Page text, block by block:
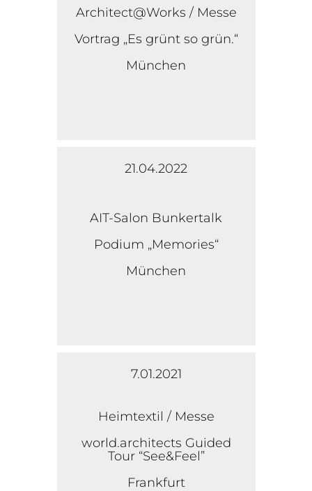
Architect@Works / Messe
Vortrag „Es grünt so grün.“
München
21.04.2022
AIT-Salon Bunkertalk
Podium „Memories“
München
7.01.2021
Heimtextil / Messe
world.architects Guided
Tour “See&Feel”
Frankfurt